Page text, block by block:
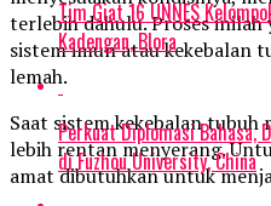
terlebih dahulu. Proses inilah
sistem imun atau kekebalan
lemah.
Saat sistem kekebalan
lebih rentan menyerang.
amat dibutuhkan untuk
Tim Giat 16 UNNES
Kadengan, Blora
Perkuat Diplomasi Bahasa,
di Fuzhou University, China